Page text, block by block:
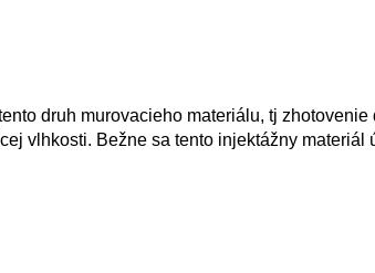
druh murovacieho materiálu, tj zhotovenie
vlhkosti. Bežne sa tento injektážny materiál